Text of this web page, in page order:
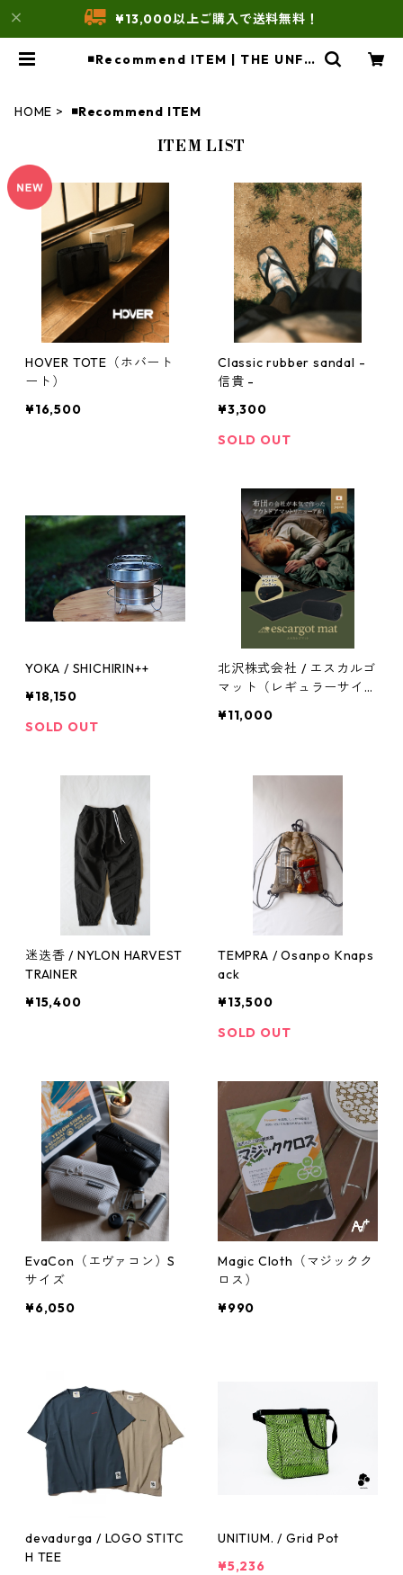
¥13,000以上ご購入で送料無料！
◾️Recommend ITEM | THE UNFO
HOME ◾️Recommend ITEM
ITEM LIST
HOVER TOTE（ホバート
ート）
¥16,500
Classic rubber sandal -
信貴 -
¥3,300
SOLD OUT
YOKA / SHICHIRIN++
¥18,150
SOLD OUT
北沢株式会社 / エスカルゴ
マット（レギュラーサイ
¥11,000
迷迭香 / NYLON HARVEST
TRAINER
¥15,400
TEMPRA / Osanpo Knaps
ack
¥13,500
SOLD OUT
EvaCon（エヴァコン）S
サイズ
¥6,050
Magic Cloth（マジックク
ロス）
¥990
devadurga / LOGO STITC
H TEE
UNITIUM. / Grid Pot
¥5,236